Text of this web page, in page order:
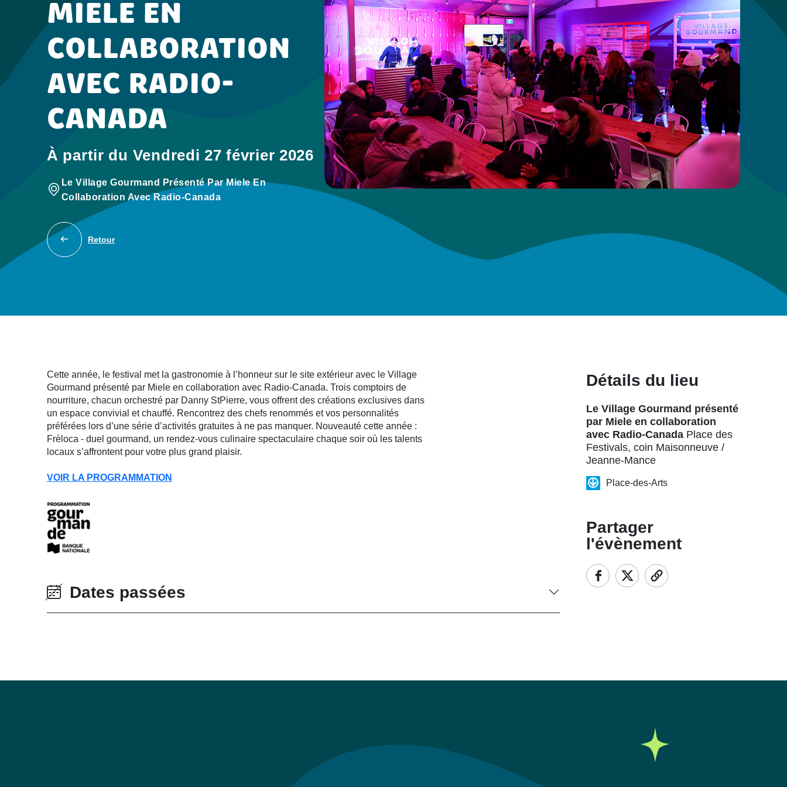
MIELE EN
COLLABORATION
AVEC RADIO-
CANADA
À partir du Vendredi 27 février 2026
Le Village Gourmand Présenté Par Miele En
Collaboration Avec Radio-Canada
Retour
Cette année, le festival met la gastronomie à l’honneur sur le site extérieur avec le Village
Gourmand présenté par Miele en collaboration avec Radio-Canada. Trois comptoirs de
nourriture, chacun orchestré par Danny StPierre, vous offrent des créations exclusives dans
un espace convivial et chauffé. Rencontrez des chefs renommés et vos personnalités
préférées lors d’une série d’activités gratuites à ne pas manquer. Nouveauté cette année :
Frèloca - duel gourmand, un rendez-vous culinaire spectaculaire chaque soir où les talents
locaux s’affrontent pour votre plus grand plaisir.
VOIR LA PROGRAMMATION
Dates passées
Détails du lieu
Le Village Gourmand présenté
par Miele en collaboration
avec Radio-Canada Place des
Festivals, coin Maisonneuve /
Jeanne-Mance
Place-des-Arts
Partager
l'évènement